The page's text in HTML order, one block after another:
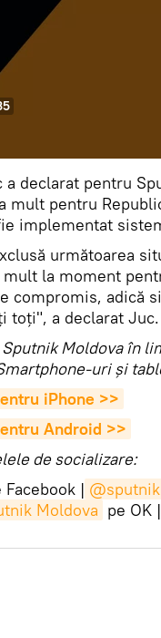
declarat pentru
mult pentru
implementat
următoarea
la moment
compromis, adică
toți", a declarat Juc.
Moldova în
uri şi
iPhone >>
Android >>
de socializare:
Facebook |
Moldova pe OK |